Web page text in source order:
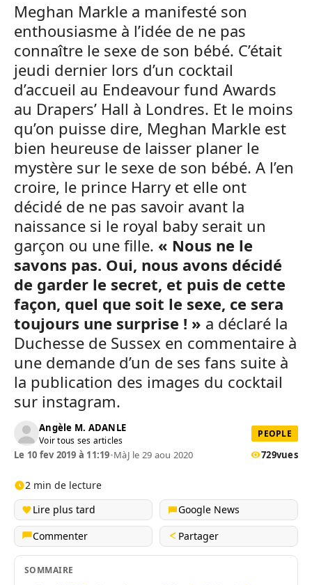
Meghan Markle a manifesté son
enthousiasme à l’idée de ne pas
connaître le sexe de son bébé. C’était
jeudi dernier lors d’un cocktail
d’accueil au Endeavour fund Awards
au Drapers’ Hall à Londres. Et le moins
qu’on puisse dire, Meghan Markle est
bien heureuse de laisser planer le
mystère sur le sexe de son bébé. A l’en
croire, le prince Harry et elle ont
décidé de ne pas savoir avant la
naissance si le royal baby serait un
garçon ou une fille. « Nous ne le
savons pas. Oui, nous avons décidé
de garder le secret, et puis de cette
façon, quel que soit le sexe, ce sera
toujours une surprise ! » a déclaré la
Duchesse de Sussex en commentaire à
une demande d’un de ses fans suite à
la publication des images du cocktail
sur instagram.
Angèle M. ADANLE
Voir tous ses articles
PEOPLE
Le 10 fev 2019 à 11:19•MàJ le 29 aou 2020 729vues
2 min de lecture
Lire plus tard
Google News
Commenter
Partager
SOMMAIRE